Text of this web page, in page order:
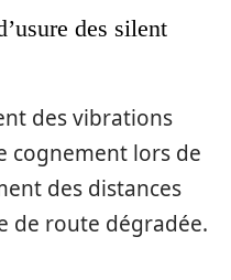
des silent
des vibrations
cognement lors de
des distances
de route dégradée.